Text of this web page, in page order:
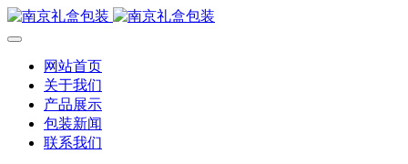
网站首页
关于我们
产品展示
包装新闻
联系我们